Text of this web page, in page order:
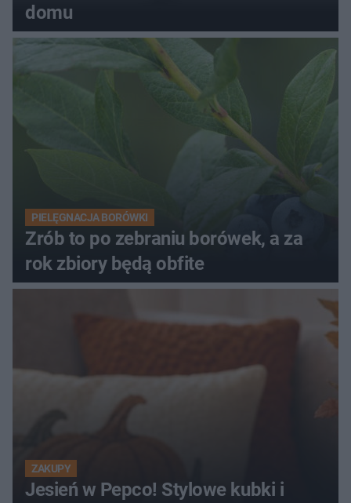
domu
PIELĘGNACJA BORÓWKI
Zrób to po zebraniu borówek, a za
rok zbiory będą obfite
ZAKUPY
Jesień w Pepco! Stylowe kubki i